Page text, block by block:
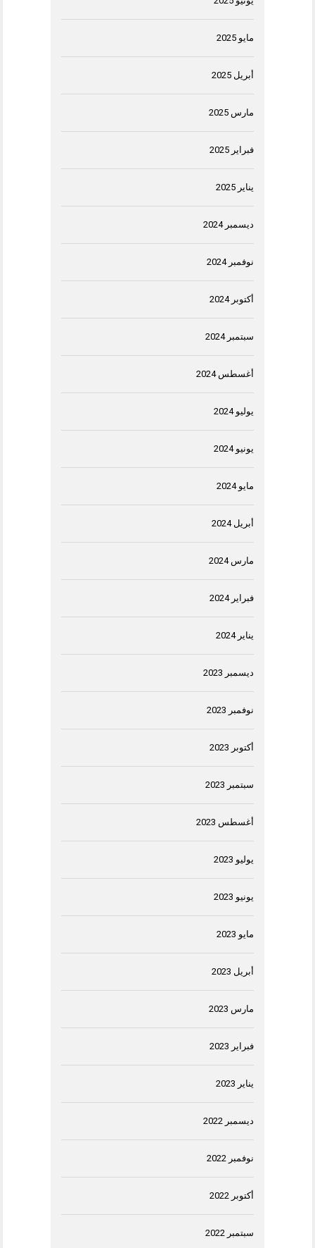
مايو 2025
أبريل 2025
مارس 2025
فبراير 2025
يناير 2025
ديسمبر 2024
نوفمبر 2024
أكتوبر 2024
سبتمبر 2024
أغسطس 2024
يوليو 2024
يونيو 2024
مايو 2024
أبريل 2024
مارس 2024
فبراير 2024
يناير 2024
ديسمبر 2023
نوفمبر 2023
أكتوبر 2023
سبتمبر 2023
أغسطس 2023
يوليو 2023
يونيو 2023
مايو 2023
أبريل 2023
مارس 2023
فبراير 2023
يناير 2023
ديسمبر 2022
نوفمبر 2022
أكتوبر 2022
سبتمبر 2022